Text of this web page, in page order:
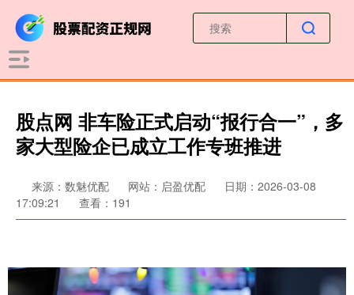
股点网 非车险正式启动“报行合一”，多
家大型险企已成立工作专班推进
来源：数魅优配 网站：启盈优配
日期：2026-03-08
17:09:21
查看：191